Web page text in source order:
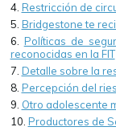
Restricción de
Bridgestone te
Políticas de
reconocidas en la FIT
Detalle sobre la
Percepción del
Otro adolescente
Productores de